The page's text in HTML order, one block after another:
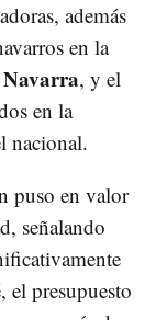
además
en la
, y el
en la
nacional.
puso en valor
señalando
el presupuesto